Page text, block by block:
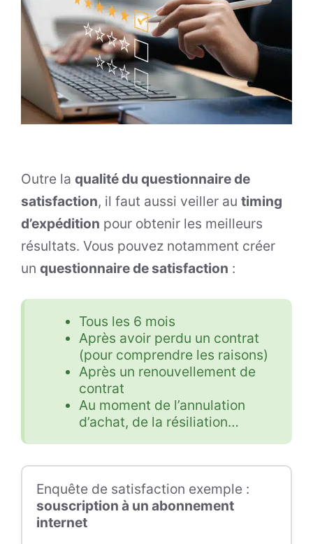
Outre la qualité du questionnaire de
satisfaction, il faut aussi veiller au timing
d’expédition pour obtenir les meilleurs
résultats. Vous pouvez notamment créer
un questionnaire de satisfaction :
Tous les 6 mois
Après avoir perdu un contrat
(pour comprendre les raisons)
Après un renouvellement de
contrat
Au moment de l’annulation
d’achat, de la résiliation…
Enquête de satisfaction exemple :
souscription à un abonnement
internet